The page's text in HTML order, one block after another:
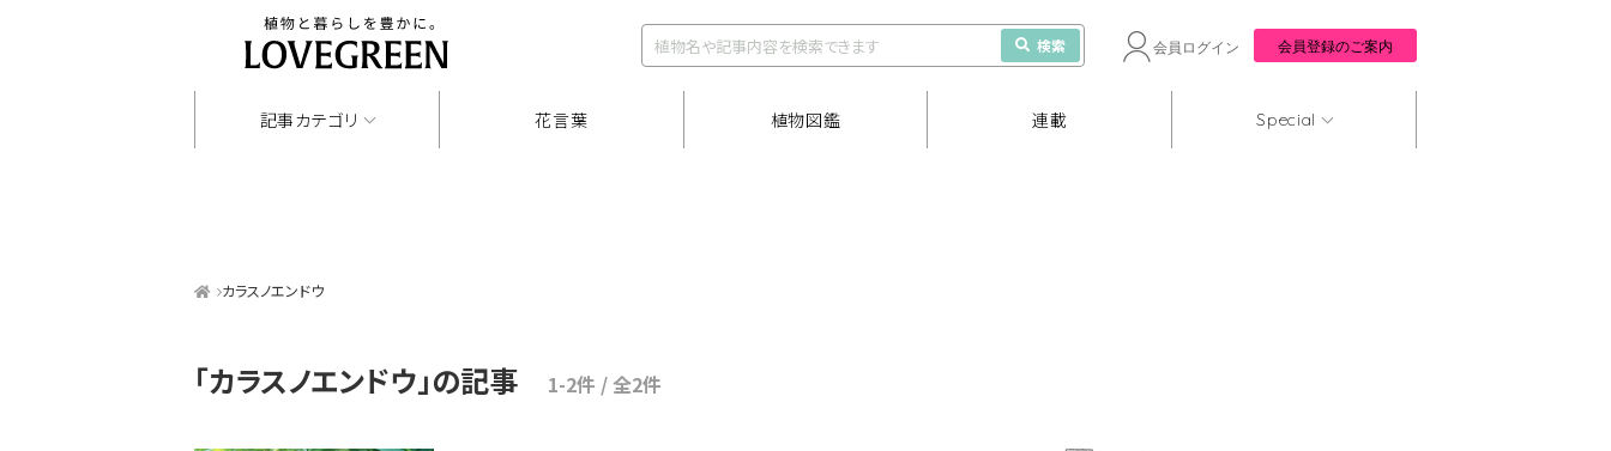
検索 会員ログイン 会員登録のご案内
記事カテゴリ 花言葉 植物図鑑 連載 Special
カラスノエンドウ
「カラスノエンドウ」の記事 1-2件 / 全2件